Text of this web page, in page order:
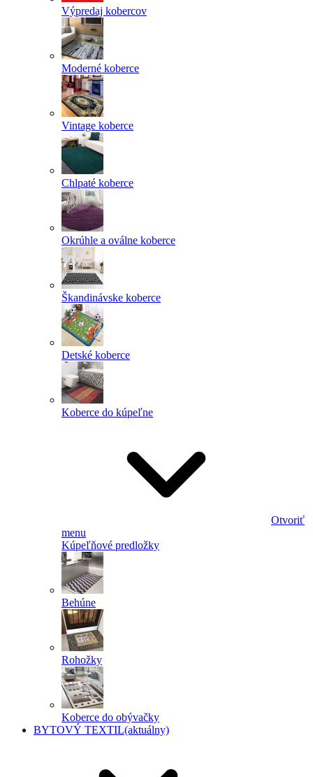
Výpredaj kobercov
Moderné koberce
Vintage koberce
Chlpaté koberce
Okrúhle a oválne koberce
Škandinávske koberce
Detské koberce
Koberce do kúpeľne
Otvoriť
menu
Kúpeľňové predložky
Behúne
Rohožky
Koberce do obývačky
BYTOVÝ TEXTIL(aktuálny)